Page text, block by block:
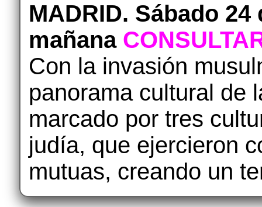
MADRID. Sábado
mañana
Con la invasión
panorama cultural de
marcado por tres
judía, que ejercieron
mutuas, creando un